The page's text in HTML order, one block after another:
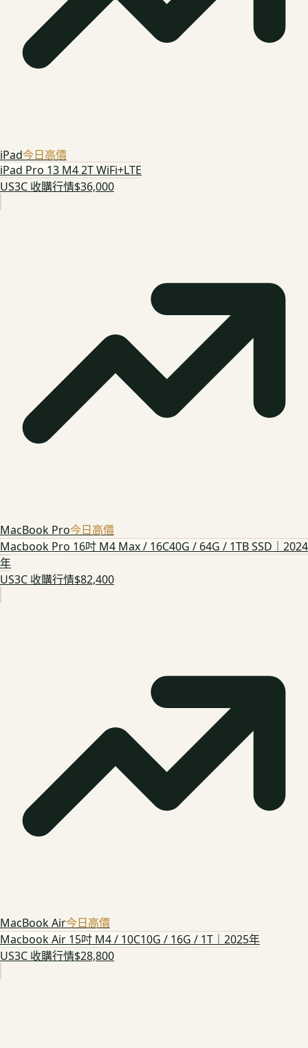
iPad今日高價
iPad Pro 13 M4 2T WiFi+LTE
US3C 收購行情$36,000
MacBook Pro今日高價
Macbook Pro 16吋 M4 Max / 16C40G / 64G / 1TB SSD｜2024
年
US3C 收購行情$82,400
MacBook Air今日高價
Macbook Air 15吋 M4 / 10C10G / 16G / 1T｜2025年
US3C 收購行情$28,800